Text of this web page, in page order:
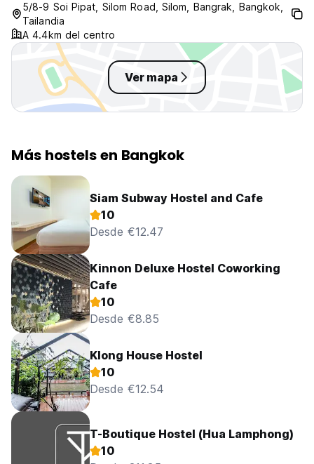
5/8-9 Soi Pipat, Silom Road, Silom, Bangrak, Bangkok,
Tailandia
A 4.4km del centro
Ver mapa
Más hostels en Bangkok
Siam Subway Hostel and Cafe
10
Desde €12.47
Kinnon Deluxe Hostel Coworking
Cafe
10
Desde €8.85
Klong House Hostel
10
Desde €12.54
T-Boutique Hostel (Hua Lamphong)
10